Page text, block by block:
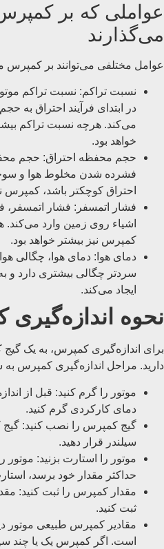
عواملی که بر کمپرس
می‌گذارند
عوامل مختلفی می‌توانند بر کمپرس
نسبت تراکم: نسبت تراکم
در ابتدای فرآیند احتراق به
می‌کند. هرچه نسبت تراکم
خواهد بود.
حجم محفظه احتراق: حجم
فشرده شدن مخلوط هوا و
احتراق کوچکتر باشد، کمپرس
فشار اتمسفر: فشار اتمسفر،
اشیاء روی زمین وارد می‌کند.
کمپرس نیز بیشتر خواهد بود.
دمای هوا: دمای هوا، چگالی
سردتر چگالی بیشتری دارد و
ایجاد می‌کند.
نحوه
برای اندازه‌گیری کمپرس، به یک
دارید. مراحل اندازه‌گیری کمپرس
موتور را گرم کنید: قبل از
دمای کارکردی گرم کنید.
گیج کمپرس را نصب کنید: گیج
سیلندر قرار دهید.
موتور را استارت بزنید:
حداکثر مقدار خود برسد،
مقدار کمپرس را ثبت کنید:
ثبت کنید.
است. اگر کمپرس یک یا چند